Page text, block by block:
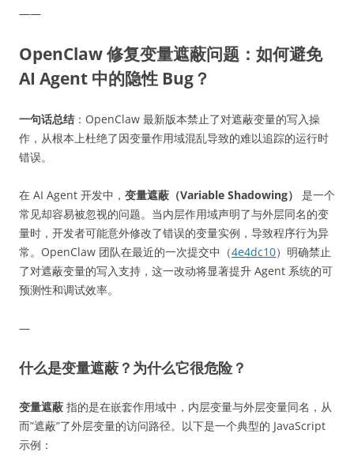
——
OpenClaw 修复变量遮蔽问题：如何避免
AI Agent 中的隐性 Bug？
一句话总结 ：OpenClaw 最新版本禁止了对遮蔽变量的写入操
作，从根本上杜绝了因变量作用域混乱导致的难以追踪的运行时
错误。
在 AI Agent 开发中， 变量遮蔽（Variable Shadowing）
是一个
常见却容易被忽视的问题。当内层作用域声明了与外层同名的变
量时，开发者可能意外修改了错误的变量实例，导致程序行为异
常。OpenClaw 团队在最近的一次提交中（4e4dc10）明确禁止
了对遮蔽变量的写入支持，这一改动将显著提升 Agent 系统的可
预测性和调试效率。
—
什么是变量遮蔽？为什么它很危险？
变量遮蔽 指的是在嵌套作用域中，内层变量与外层变量同名，从
而”遮蔽”了外层变量的访问路径。以下是一个典型的 JavaScript
示例：